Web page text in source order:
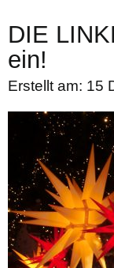
DIE
ein!
Erstellt am: 15